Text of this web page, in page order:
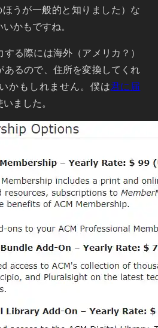
うが一般的と知りました）な
かもですね。
る際には海外（アメリカ？）
あるので、住所を変換してくれ
かもしれません。僕は君に届
ました。